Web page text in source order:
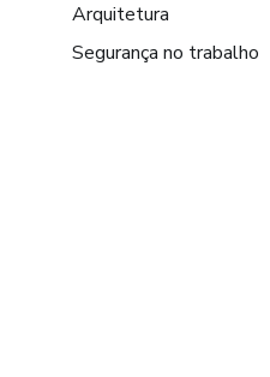
Arquitetura
Segurança no trabalho